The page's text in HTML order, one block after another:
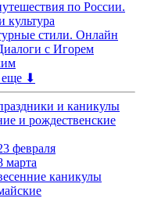
по России.
культура
стили. Онлайн
с Игорем
еще ⬇
и каникулы
и рождественские
февраля
марта
каникулы